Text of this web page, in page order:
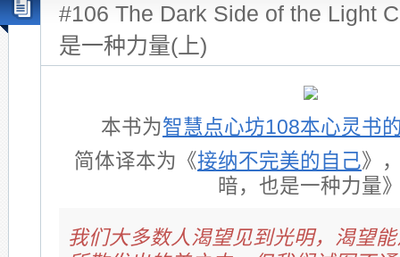
#106 The Dark Side of the Light
是一种力量(上)
本书为智慧点心坊108本心灵书
简体译本为《接纳不完美的自己》
暗，也是一种力量
我们大多数人渴望见到光明，渴望